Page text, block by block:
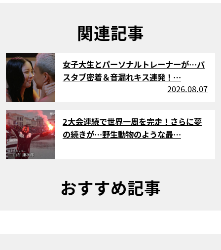
関連記事
サムネイル
女子大生とパーソナルトレーナーが…バ
スタブ密着＆音漏れキス連発！…
2026.08.07
サムネイル
2大会連続で世界一周を完走！さらに夢
の続きが…野生動物のような最…
おすすめ記事